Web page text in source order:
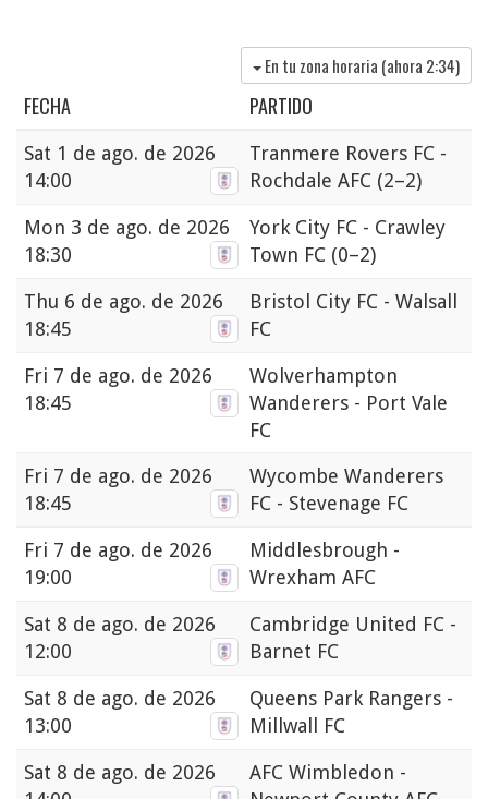
En tu zona horaria (ahora 2:34)
FECHA PARTIDO
Sat 1 de ago. de 2026
14:00
Tranmere Rovers FC -
Rochdale AFC (2–2)
Mon 3 de ago. de 2026
18:30
York City FC - Crawley
Town FC (0–2)
Thu 6 de ago. de 2026
18:45
Bristol City FC - Walsall
FC
Fri 7 de ago. de 2026
18:45
Wolverhampton
Wanderers - Port Vale
FC
Fri 7 de ago. de 2026
18:45
Wycombe Wanderers
FC - Stevenage FC
Fri 7 de ago. de 2026
19:00
Middlesbrough -
Wrexham AFC
Sat 8 de ago. de 2026
12:00
Cambridge United FC -
Barnet FC
Sat 8 de ago. de 2026
13:00
Queens Park Rangers -
Millwall FC
Sat 8 de ago. de 2026
AFC Wimbledon -